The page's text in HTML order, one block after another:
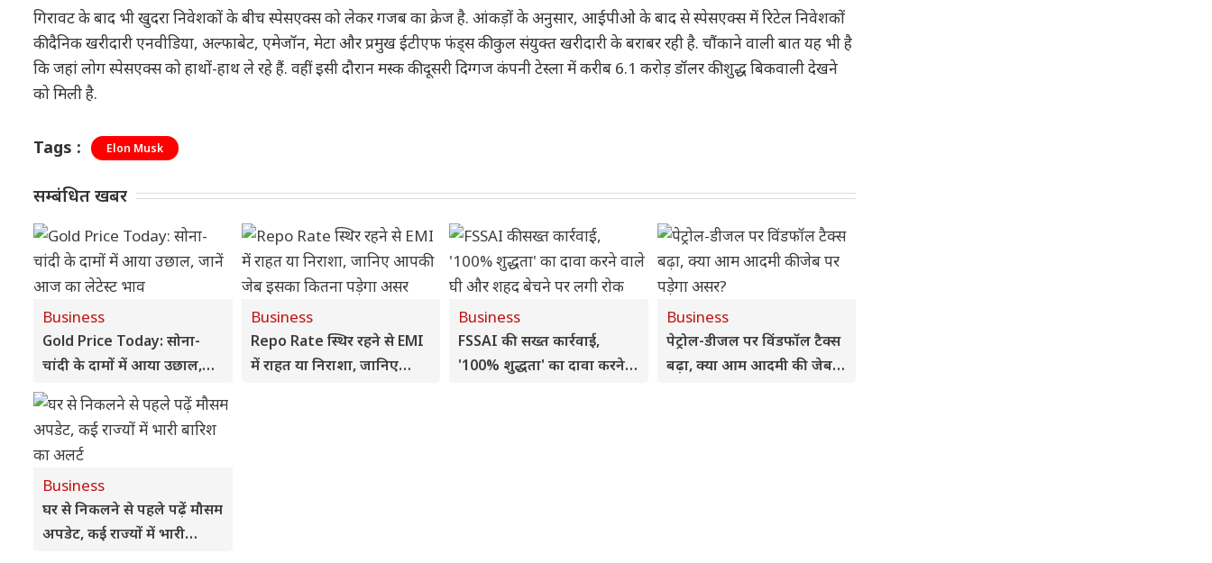
गिरावट के बाद भी खुदरा निवेशकों के बीच स्पेसएक्स को लेकर गजब का क्रेज है. आंकड़ों के अनुसार, आईपीओ के बाद से स्पेसएक्स में रिटेल निवेशकों
की दैनिक खरीदारी एनवीडिया, अल्फाबेट, एमेजॉन, मेटा और प्रमुख ईटीएफ फंड्स की कुल संयुक्त खरीदारी के बराबर रही है. चौंकाने वाली बात यह भी है
कि जहां लोग स्पेसएक्स को हाथों-हाथ ले रहे हैं. वहीं इसी दौरान मस्क की दूसरी दिग्गज कंपनी टेस्ला में करीब 6.1 करोड़ डॉलर की शुद्ध बिकवाली देखने
को मिली है.
Tags : Elon Musk
सम्बंधित खबर
Business
Gold Price Today: सोना-
चांदी के दामों में आया उछाल,
जानें आज का लेटेस्ट भाव
Business
Repo Rate स्थिर रहने से EMI
में राहत या निराशा, जानिए
Business
FSSAI की सख्त कार्रवाई,
'100% शुद्धता' का दावा करने
Business
पेट्रोल-डीजल पर विंडफॉल टैक्स
बढ़ा, क्या आम आदमी की जेब
Business
घर से निकलने से पहले पढ़ें मौसम
अपडेट, कई राज्यों में भारी